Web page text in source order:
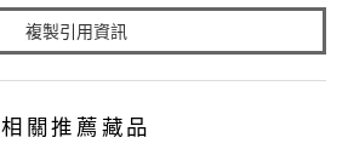
複製引用資訊
相關推薦藏品